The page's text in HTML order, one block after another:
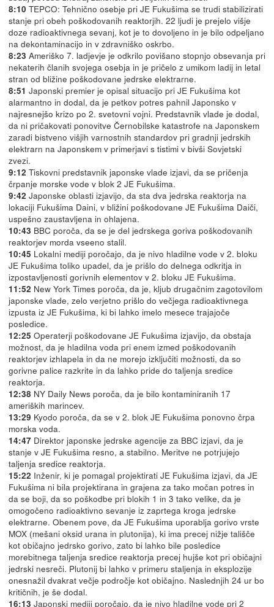
8:10 TEPCO: Tehnično osebje pri JE Fukušima se trudi stabilizirati
stanje pri obeh poškodovanih reaktorjih. 22 ljudi je prejelo višje
doze radioaktivnega sevanj, kot je to dovoljeno in je bilo odpeljano
na dekontaminacijo in v zdravniško oskrbo.
8:23 Ameriško 7. ladjevje je odkrilo povišano stopnjo obsevanja pri
nekaterih članih svojega osebja in je pričelo z umikom ladij in letal
stran od bližine poškodovane jedrske elektrarne.
8:51 Japonski premier je opisal situacijo pri JE Fukušima kot
alarmantno in dodal, da je petkov potres pahnil Japonsko v
najresnejšo krizo po 2. svetovni vojni. Predstavnik vlade je dodal,
da ni pričakovati ponovitve Černobilske katastrofe na Japonskem
zaradi bistveno višjih varnostnih standardov pri gradnji jedrskih
elektrarn na Japonskem v primerjavi s tistimi v bivši Sovjetski
zvezi.
9:12 Tiskovni predstavnik japonske vlade izjavi, da se pričenja
črpanje morske vode v blok 2 JE Fukušima.
9:42 Japonske oblasti izjavijo, da sta dva jedrska reaktorja na
lokaciji Fukušima Daini, v bližini poškodovane JE Fukušima Daiči,
uspešno zaustavljena in ohlajena.
10:43 BBC poroča, da se je del jedrskega goriva poškodovanih
reaktorjev morda vseeno stalil.
10:45 Lokalni mediji poročajo, da je nivo hladilne vode v 2. bloku
JE Fukušima toliko upadel, da je prišlo do delnega odkritja in
izpostavljenosti gorivnih elementov v 2. bloku JE Fukušima.
11:52 New York Times poroča, da je, kljub drugačnim zagotovilom
japonske vlade, zelo verjetno prišlo do večjega radioaktivnega
izpusta iz JE Fukušima, ki bi lahko imelo mesece trajajoče
posledice.
12:25 Operaterji poškodovane JE Fukušima izjavijo, da obstaja
možnost, da je hladilna voda pri enem izmed poškodovanih
reaktorjev izhlapela in da ne morejo izključiti možnosti, da so
gorivne palice razkrite in da lahko pride do taljenja sredice
reaktorja.
12:38 NY Daily News poroča, da je bilo kontaminiranih 17
ameriških marincev.
13:29 Kyodo poroča, da se v 2. blok JE Fukušima ponovno črpa
morska voda.
14:47Direktor japonske jedrske agencije za BBC izjavi, da je
stanje v JE Fukušima resno, a stabilno. Meritve ne potrjujejo
taljenja sredice reaktorja.
15:22 Inženir, ki je pomagal projektirati JE Fukušima izjavi, da JE
Fukušima ni bila projektirana in grajena za tako močan potres in
da se boji, da so poškodbe pri blokih 1 in 3 tako velike, da je
omogočeno radioaktivno sevanje iz zaprtega kroga jedrske
elektrarne. Obenem pove, da JE Fukušima uporablja gorivo vrste
MOX (mešani oksid urana in plutonija), ki ima precej nižje tališče
kot običajno jedrsko gorivo, zato bi lahko bile posledice
morebitnega taljenja sredice reaktorja precej hujše kot pri običajni
jedrski nesreči. Plutonij bi lahko v primeru staljenja in eksplozije
onesnažil dvakrat večje področje kot običajno. Naslednjih 24 ur bo
kritičnih, je še dodal.
16:13 Japonski mediji poročajo, da je nivo hladilne vode pri 2